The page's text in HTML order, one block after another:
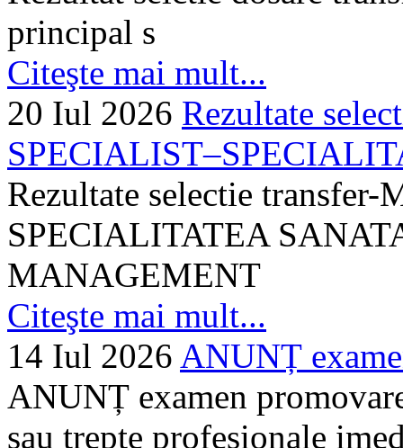
principal s
Citeşte mai mult...
20 Iul 2026 Rezultate
Rezultate selectie
SPECIALITATEA
MANAGEMENT
Citeşte mai mult...
14 Iul 2026 ANUNȚ
ANUNȚ examen
sau trepte profesionale